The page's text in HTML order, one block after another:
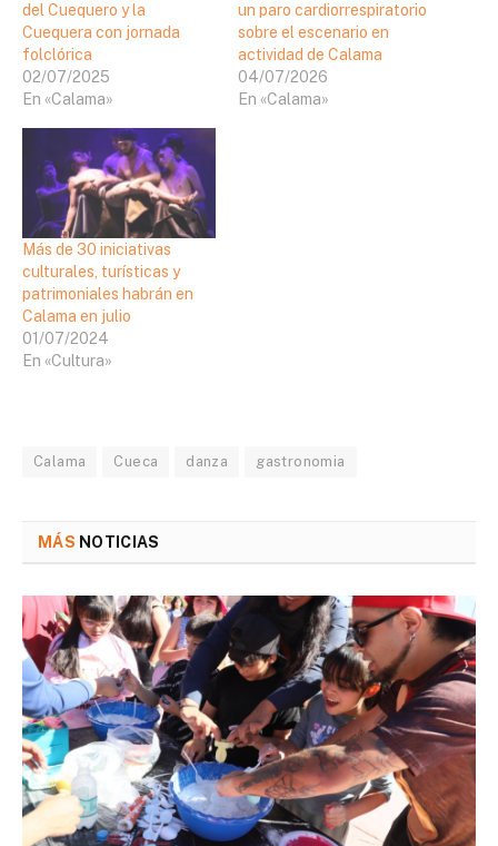
del Cuequero y la
Cuequera con jornada
folclórica
02/07/2025
En «Calama»
un paro cardiorrespiratorio
sobre el escenario en
actividad de Calama
04/07/2026
En «Calama»
Más de 30 iniciativas
culturales, turísticas y
patrimoniales habrán en
Calama en julio
01/07/2024
En «Cultura»
Calama Cueca danza gastronomia
MÁS NOTICIAS